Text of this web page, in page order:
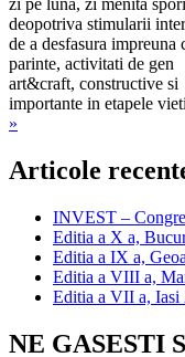
zi pe luna, zi menita
deopotriva stimularii
de a desfasura impreuna
parinte, activitati de gen
art&craft, constructive si
importante in etapele
»
Articole
INVEST –
Editia a X a,
Editia a IX a,
Editia a VIII a,
Editia a VII a, Iasi
NE GASESTI